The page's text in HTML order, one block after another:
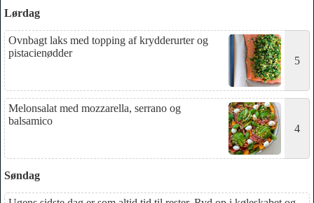
Lørdag
Ovnbagt laks med topping af krydderurter og
pistacienødder
5
Melonsalat med mozzarella, serrano og
balsamico
4
Søndag